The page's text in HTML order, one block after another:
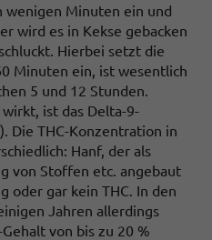
Minuten ein und
wird es in Kekse gebacken
Hierbei setzt die
Minuten ein, ist wesentlich
5 und 12 Stunden.
ist das Delta-9-
Die THC-Konzentration in
Hanf, der als
von Stoffen etc. angebaut
oder gar kein THC. In den
Jahren allerdings
von bis zu 20 %